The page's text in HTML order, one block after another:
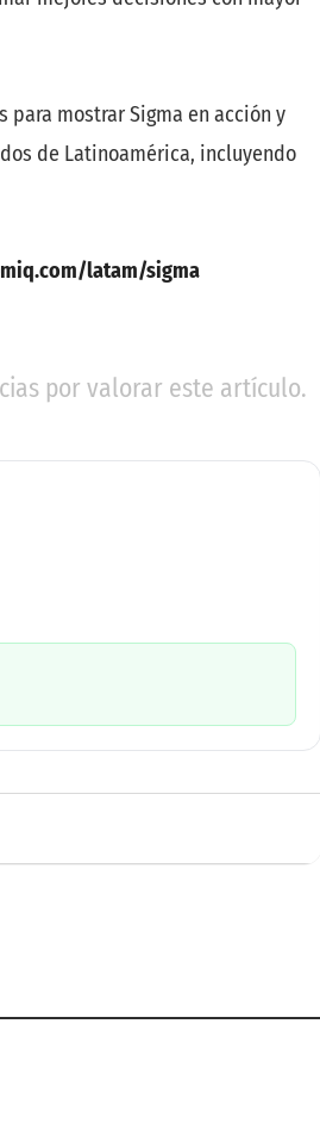
mostrar Sigma en acción y
de Latinoamérica, incluyendo
latam/sigma
por valorar este artículo.